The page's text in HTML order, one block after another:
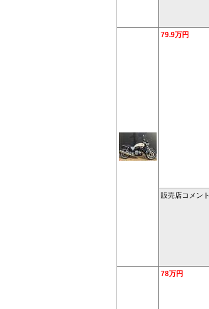
79.9万円
販売店コメント
78万円